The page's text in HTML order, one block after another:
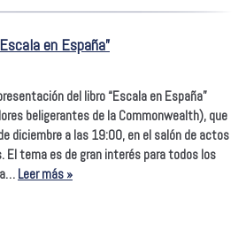
en España”
del libro “Escala en España”
beligerantes de la Commonwealth), que
diciembre a las 19:00, en el salón de actos
El tema es de gran interés para todos los
Leer más »